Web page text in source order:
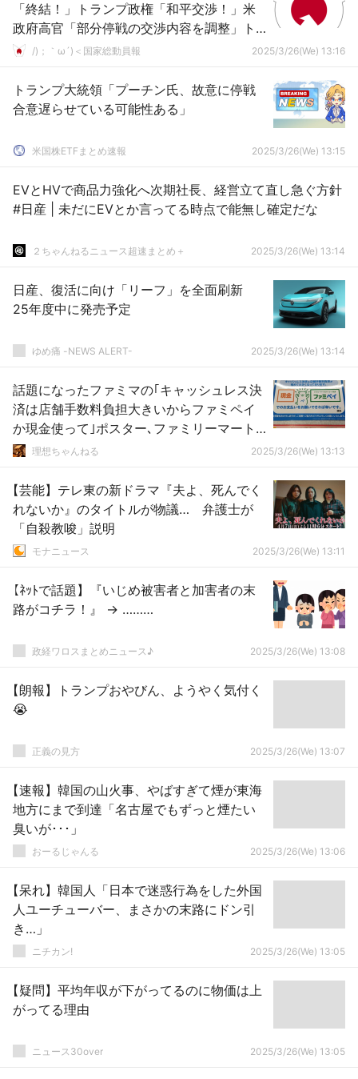
「終結！」トランプ政権「和平交渉！」米
政府高官「部分停戦の交渉内容を調整」ト
ランプ「停戦合意の意志あると確信（断
/)；｀ω´)＜国家総動員報 2025/3/26(We) 13:16
トランプ大統領「プーチン氏、故意に停戦
合意遅らせている可能性ある」
米国株ETFまとめ速報 2025/3/26(We) 13:15
EVとHVで商品力強化へ次期社長、経営立て直し急ぐ方針
#日産 | 未だにEVとか言ってる時点で能無し確定だな
２ちゃんねるニュース超速まとめ＋ 2025/3/26(We) 13:14
日産、復活に向け「リーフ」を全面刷新
25年度中に発売予定
ゆめ痛 -NEWS ALERT- 2025/3/26(We) 13:14
話題になったファミマの｢キャッシュレス決
済は店舗手数料負担大きいからファミペイ
か現金使って｣ポスター､ファミリーマート
本部主導だった
理想ちゃんねる 2025/3/26(We) 13:13
【芸能】テレ東の新ドラマ『夫よ、死んでく
れないか』のタイトルが物議… 弁護士が
「自殺教唆」説明
モナニュース 2025/3/26(We) 13:11
【ﾈｯﾄで話題】『いじめ被害者と加害者の末
路がコチラ！』 → ………
政経ワロスまとめニュース♪ 2025/3/26(We) 13:08
【朗報】トランプおやびん、ようやく気付く
😭
正義の見方 2025/3/26(We) 13:07
【速報】韓国の山火事、やばすぎて煙が東海
地方にまで到達「名古屋でもずっと煙たい
臭いが･･･」
おーるじゃんる 2025/3/26(We) 13:06
【呆れ】韓国人「日本で迷惑行為をした外国
人ユーチューバー、まさかの末路にドン引
き…」
ニチカン! 2025/3/26(We) 13:05
【疑問】平均年収が下がってるのに物価は上
がってる理由
ニュース30over 2025/3/26(We) 13:05